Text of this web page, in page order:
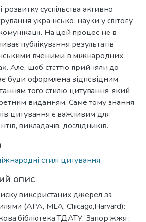
розвитку суспільства активно
української науки у світову
На цей процес не в
публікування результатів
вченими в міжнародних
Але, щоб статтю прийняли до
буди оформлена відповідним
того стилю цитування, який
виданням. Саме тому знання
цитування є важливим для
викладачів, дослідників.
стилі цитування
опис
використаних джерел за
(APA, MLA, Chicago,Harvard):
бібліотека ТДАТУ. Запоріжжя :